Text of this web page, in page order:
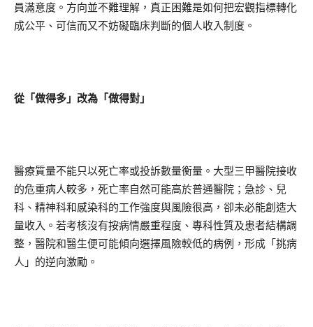
員滿意度。方向並不難理解，真正困難是如何把宏觀指標轉化
成公平、可信而又不妨礙臨床判斷的個人收入制度。
從「做得多」改為「做得對」
醫療質量不能只以死亡率或投訴數量衡量。大型三甲醫院接收
的危重病人較多，死亡率自然可能高於普通醫院；急診、兒
科、精神科和感染科的工作強度與風險很高，卻未必能創造大
量收入。若考核沒有按病情嚴重程度、專科性質及患者結構調
整，醫院和醫生便可能傾向選擇風險較低的病例，形成「挑病
人」的逆向激勵。